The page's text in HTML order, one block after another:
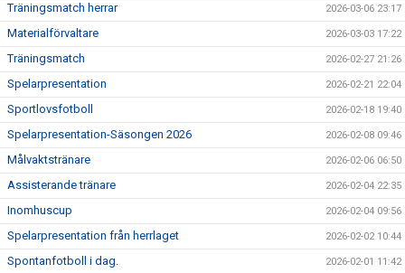
Träningsmatch herrar 2026-03-06 23:17
Materialförvaltare 2026-03-03 17:22
Träningsmatch 2026-02-27 21:26
Spelarpresentation 2026-02-21 22:04
Sportlovsfotboll 2026-02-18 19:40
Spelarpresentation-Säsongen 2026 2026-02-08 09:46
Målvaktstränare 2026-02-06 06:50
Assisterande tränare 2026-02-04 22:35
Inomhuscup 2026-02-04 09:56
Spelarpresentation från herrlaget 2026-02-02 10:44
Spontanfotboll i dag. 2026-02-01 11:42